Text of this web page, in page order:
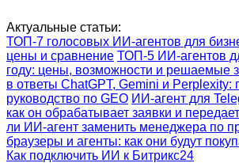
Актуальные статьи:
ТОП-7 голосовых ИИ-агентов для
цены и сравнение ТОП-5 ИИ-агентов
году: цены, возможности и решаемые
в ответы ChatGPT, Gemini и Perplexity:
руководство по GEO ИИ-агент для
как он обрабатывает заявки и
ли ИИ-агент заменить менеджера по
браузеры и агенты: как они будут
Как подключить ИИ к Битрикс24